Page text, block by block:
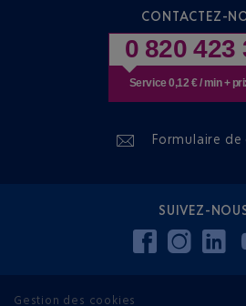
CONTACTEZ-
0 820 423
Service 0,12 € / min +
Formulaire de
SUIVEZ-
Gestion des cookies